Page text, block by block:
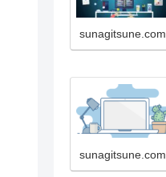
sunagitsune.com
sunagitsune.com